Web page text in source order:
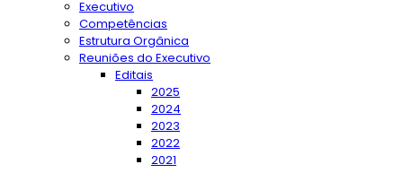
Executivo
Competências
Estrutura Orgânica
Reuniões do Executivo
Editais
2025
2024
2023
2022
2021